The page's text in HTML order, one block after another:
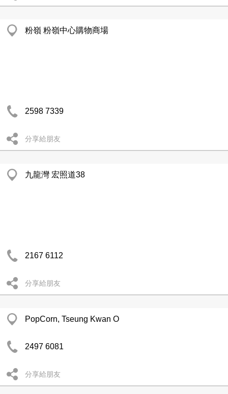
粉嶺 粉嶺中心購物商場
2598 7339
分享給朋友
九龍灣 宏照道38
2167 6112
分享給朋友
PopCorn, Tseung Kwan O
2497 6081
分享給朋友